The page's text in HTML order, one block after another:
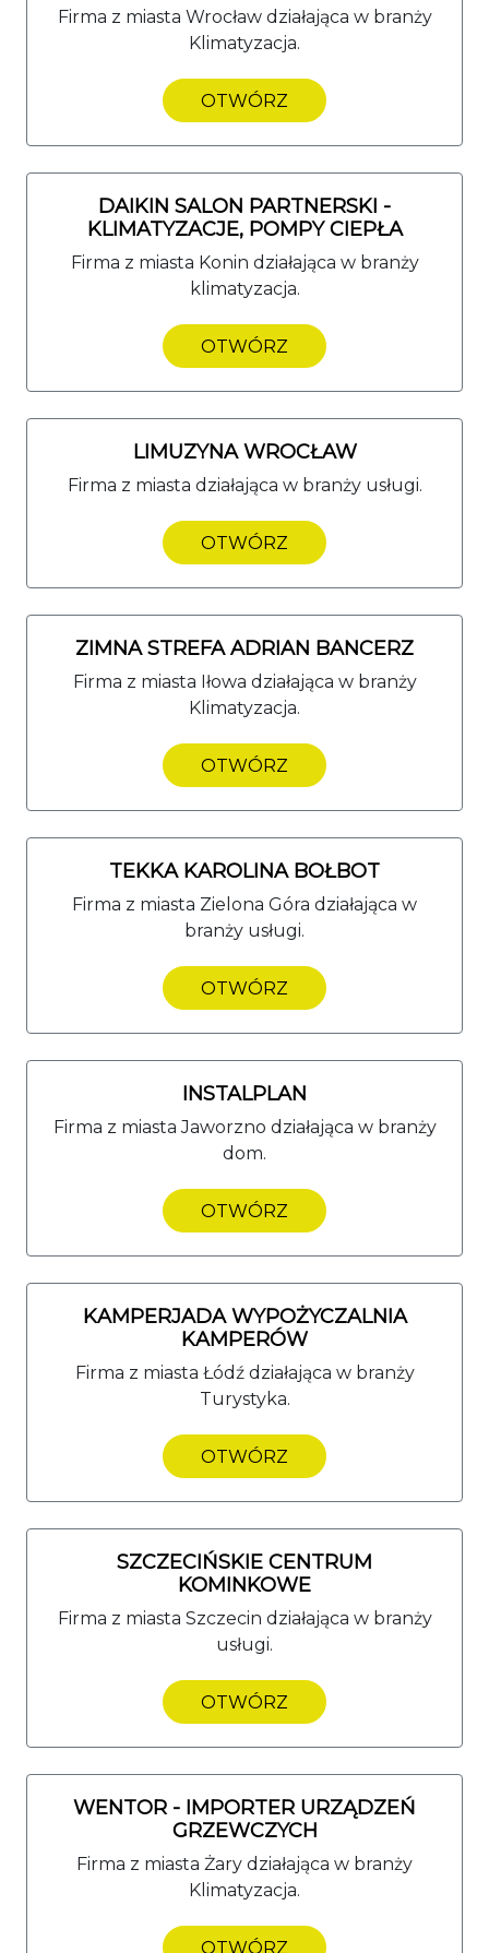
Firma z miasta Wrocław działająca w branży
Klimatyzacja.
OTWÓRZ
DAIKIN SALON PARTNERSKI -
KLIMATYZACJE, POMPY CIEPŁA
Firma z miasta Konin działająca w branży
klimatyzacja.
OTWÓRZ
LIMUZYNA WROCŁAW
Firma z miasta działająca w branży usługi.
OTWÓRZ
ZIMNA STREFA ADRIAN BANCERZ
Firma z miasta Iłowa działająca w branży
Klimatyzacja.
OTWÓRZ
TEKKA KAROLINA BOŁBOT
Firma z miasta Zielona Góra działająca w
branży usługi.
OTWÓRZ
INSTALPLAN
Firma z miasta Jaworzno działająca w branży
dom.
OTWÓRZ
KAMPERJADA WYPOŻYCZALNIA
KAMPERÓW
Firma z miasta Łódź działająca w branży
Turystyka.
OTWÓRZ
SZCZECIŃSKIE CENTRUM
KOMINKOWE
Firma z miasta Szczecin działająca w branży
usługi.
OTWÓRZ
WENTOR - IMPORTER URZĄDZEŃ
GRZEWCZYCH
Firma z miasta Żary działająca w branży
Klimatyzacja.
OTWÓRZ